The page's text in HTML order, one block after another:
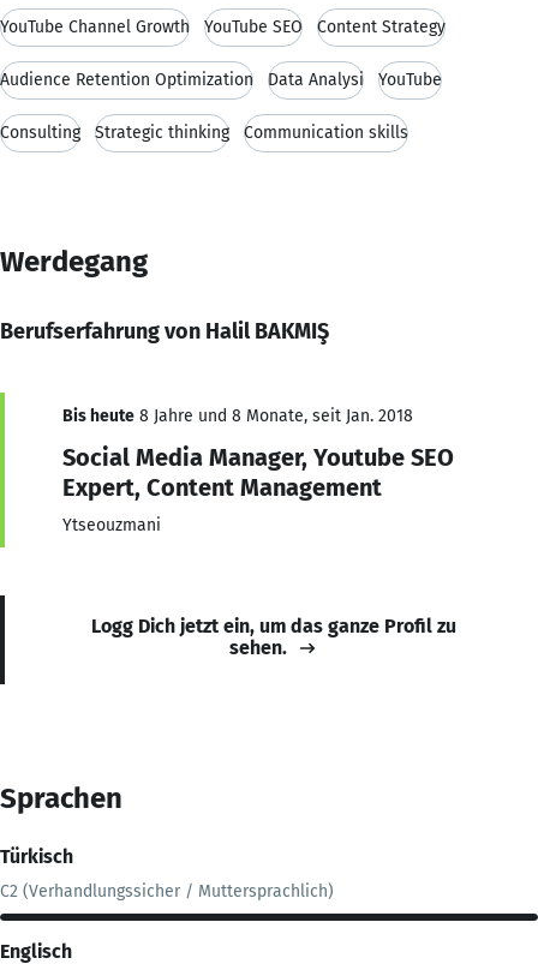
YouTube Channel Growth YouTube SEO Content Strategy
Audience Retention Optimization Data Analysi YouTube
Consulting Strategic thinking Communication skills
Werdegang
Berufserfahrung von Halil BAKMIŞ
Bis heute 8 Jahre und 8 Monate, seit Jan. 2018
Social Media Manager, Youtube SEO
Expert, Content Management
Ytseouzmani
Logg Dich jetzt ein, um das ganze Profil zu
sehen.
Sprachen
Türkisch
C2 (Verhandlungssicher / Muttersprachlich)
Englisch